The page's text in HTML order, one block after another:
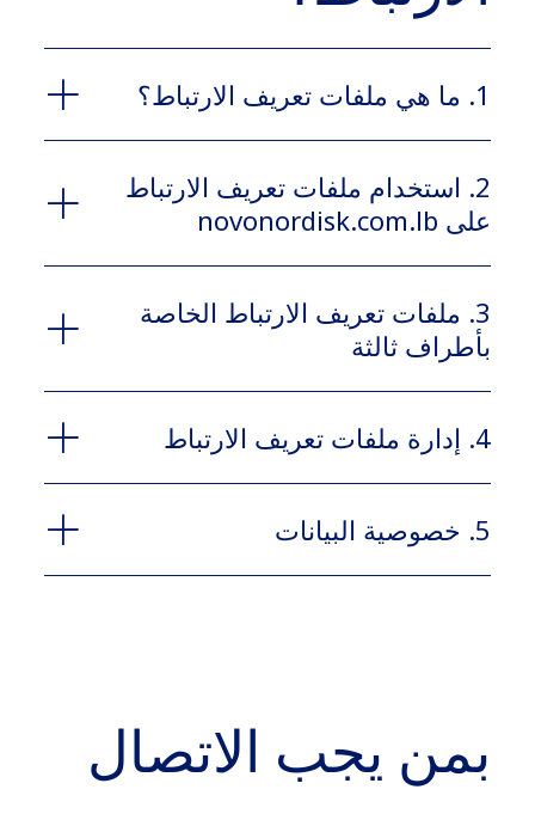
1. ما هي ملفات تعريف الارتباط؟
1.12. استخدام ملفات تعريف الارتباط
على novonordisk.com.lb
2.1 مالك novonordisk.com.lb هو:
www.novonordisk.com.lb
3. ملفات تعريف الارتباط الخاصة
بأطراف ثالثة
4. إدارة ملفات تعريف الارتباط
4.1
5. خصوصية البيانات
بمن يجب الاتصال